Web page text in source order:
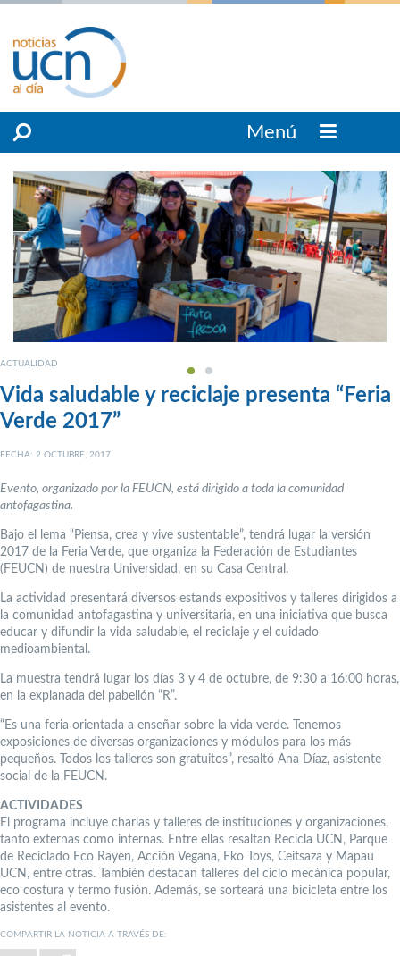
Menú
ACTUALIDAD
Vida saludable y reciclaje presenta “Feria
Verde 2017”
FECHA: 2 OCTUBRE, 2017
Evento, organizado por la FEUCN, está dirigido a toda la comunidad
antofagastina.
Bajo el lema “Piensa, crea y vive sustentable”, tendrá lugar la versión
2017 de la Feria Verde, que organiza la Federación de Estudiantes
(FEUCN) de nuestra Universidad, en su Casa Central.
La actividad presentará diversos estands expositivos y talleres dirigidos a
la comunidad antofagastina y universitaria, en una iniciativa que busca
educar y difundir la vida saludable, el reciclaje y el cuidado
medioambiental.
La muestra tendrá lugar los días 3 y 4 de octubre, de 9:30 a 16:00 horas,
en la explanada del pabellón “R”.
“Es una feria orientada a enseñar sobre la vida verde. Tenemos
exposiciones de diversas organizaciones y módulos para los más
pequeños. Todos los talleres son gratuitos”, resaltó Ana Díaz, asistente
social de la FEUCN.
ACTIVIDADES
El programa incluye charlas y talleres de instituciones y organizaciones,
tanto externas como internas. Entre ellas resaltan Recicla UCN, Parque
de Reciclado Eco Rayen, Acción Vegana, Eko Toys, Ceitsaza y Mapau
UCN, entre otras. También destacan talleres del ciclo mecánica popular,
eco costura y termo fusión. Además, se sorteará una bicicleta entre los
asistentes al evento.
COMPARTIR LA NOTICIA A TRAVÉS DE: